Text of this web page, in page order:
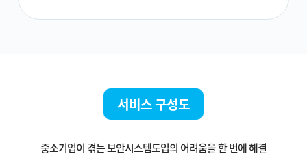
서비스 구성도
중소기업이 겪는 보안시스템도입의 어려움을 한 번에 해결